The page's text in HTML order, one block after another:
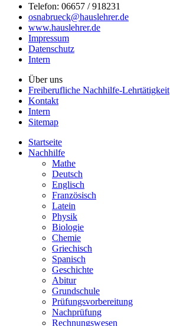
Telefon: 06657 / 918231
osnabrueck@hauslehrer.de
www.hauslehrer.de
Impressum
Datenschutz
Intern
Über uns
Freiberufliche Nachhilfe-Lehrtätigkeit
Kontakt
Intern
Sitemap
Startseite
Nachhilfe
Mathe
Deutsch
Englisch
Französisch
Latein
Physik
Biologie
Chemie
Griechisch
Spanisch
Geschichte
Abitur
Grundschule
Prüfungsvorbereitung
Nachprüfung
Rechnungswesen